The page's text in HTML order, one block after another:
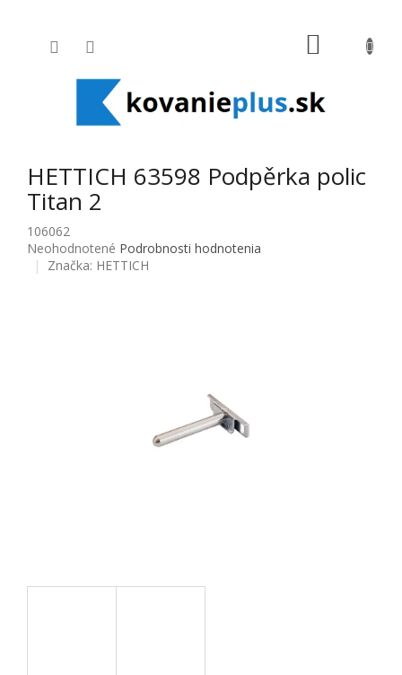
HETTICH 63598 Podpěrka polic
Titan 2
106062
Priemerné hodnotenie produktu je 0,0 z 5 hviezdičiek.
Neohodnotené Podrobnosti hodnotenia
Značka: HETTICH